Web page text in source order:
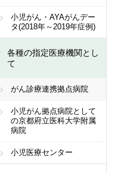
小児がん・AYAがんデー
タ(2018年～2019年症例)
各種の指定医療機関とし
て
がん診療連携拠点病院
小児がん拠点病院として
の京都府立医科大学附属
病院
小児医療センター